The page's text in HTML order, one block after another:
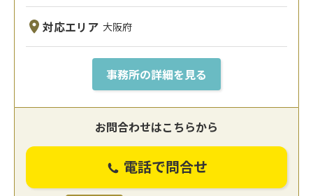
対応エリア 大阪府
事務所の詳細を見る
お問合わせはこちらから
電話で問合せ